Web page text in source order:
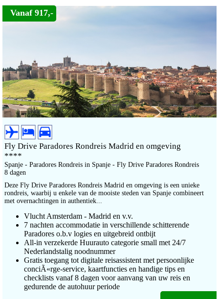
Vanaf 917,-
Fly Drive Paradores Rondreis Madrid en omgeving
****
Spanje - Paradores Rondreis in Spanje - Fly Drive Paradores Rondreis
8 dagen
Deze Fly Drive Paradores Rondreis Madrid en omgeving is een unieke
rondreis, waarbij u enkele van de mooiste steden van Spanje combineert
met overnachtingen in authentiek...
Vlucht Amsterdam - Madrid en v.v.
7 nachten accommodatie in verschillende schitterende
Paradores o.b.v logies en uitgebreid ontbijt
All-in verzekerde Huurauto categorie small met 24/7
Nederlandstalig noodnummer
Gratis toegang tot digitale reisassistent met persoonlijke
conciÃ«rge-service, kaartfuncties en handige tips en
checklists vanaf 8 dagen voor aanvang van uw reis en
gedurende de autohuur periode